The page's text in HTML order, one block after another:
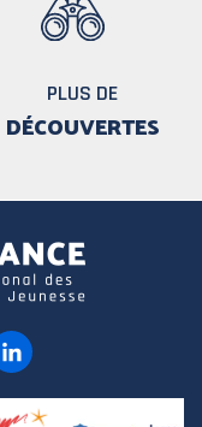
PLUS DE
DÉCOUVERTES